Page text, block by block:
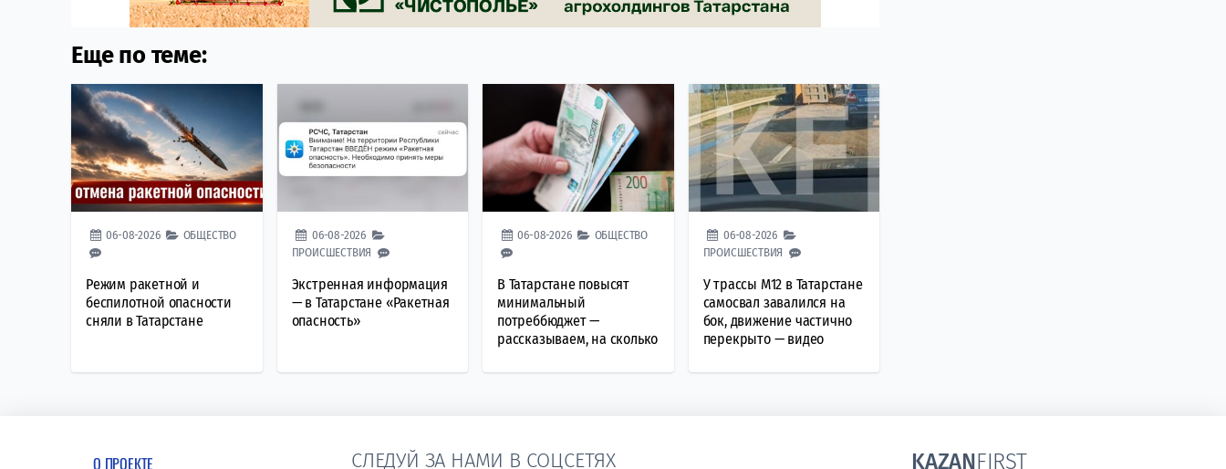
Еще по теме:
06-08-2026 ОБЩЕСТВО
Режим ракетной и
беспилотной опасности
сняли в Татарстане
06-08-2026
ПРОИСШЕСТВИЯ
Экстренная информация
— в Татарстане «Ракетная
опасность»
06-08-2026 ОБЩЕСТВО
В Татарстане повысят
минимальный
потреббюджет —
рассказываем, на сколько
06-08-2026
ПРОИСШЕСТВИЯ
У трассы М12 в Татарстане
самосвал завалился на
бок, движение частично
перекрыто — видео
О ПРОЕКТЕ СЛЕДУЙ ЗА НАМИ В СОЦСЕТЯХ KAZANFIRST